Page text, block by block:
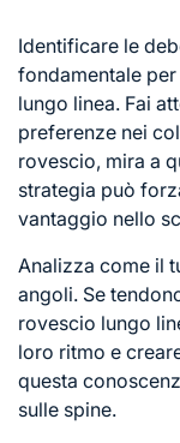
Identificare le
fondamentale
lungo linea. Fai
preferenze nei
rovescio, mira a
strategia può
vantaggio nello
Analizza come il
angoli. Se
rovescio lungo
loro ritmo e
questa
sulle spine.